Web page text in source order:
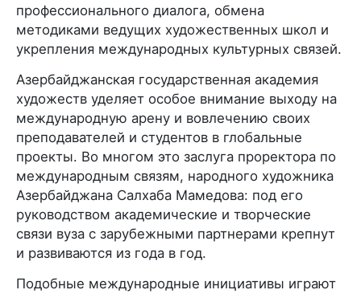
профессионального диалога, обмена
методиками ведущих художественных школ и
укрепления международных культурных связей.
Азербайджанская государственная академия
художеств уделяет особое внимание выходу на
международную арену и вовлечению своих
преподавателей и студентов в глобальные
проекты. Во многом это заслуга проректора по
международным связям, народного художника
Азербайджана Салхаба Мамедова: под его
руководством академические и творческие
связи вуза с зарубежными партнерами крепнут
и развиваются из года в год.
Подобные международные инициативы играют